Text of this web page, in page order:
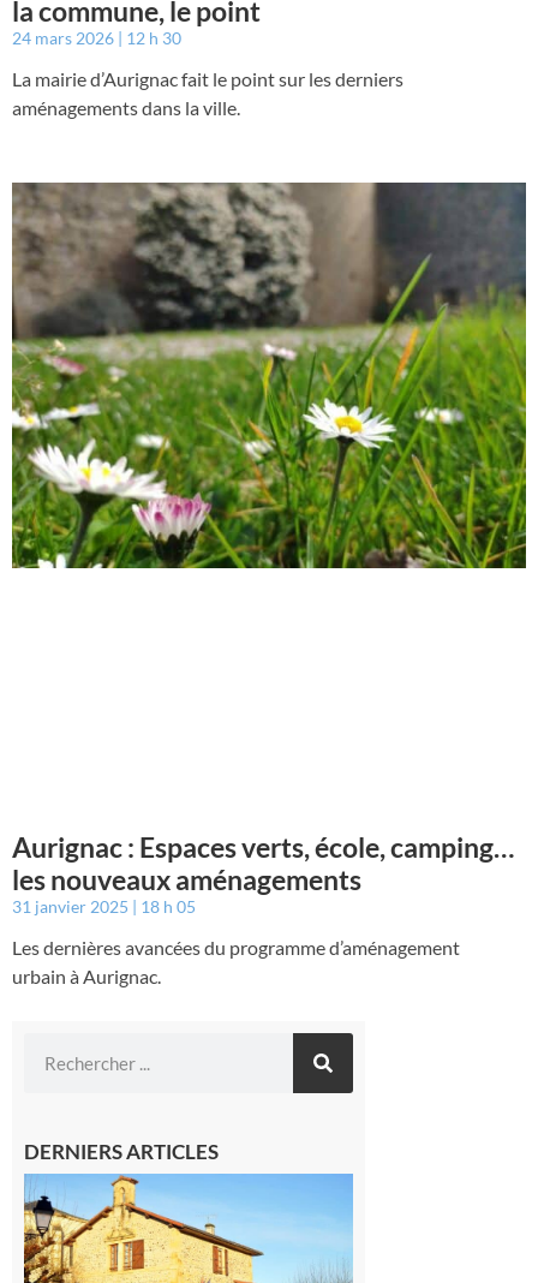
la commune, le point
24 mars 2026 12 h 30
La mairie d’Aurignac fait le point sur les derniers
aménagements dans la ville.
Aurignac : Espaces verts, école, camping…
les nouveaux aménagements
31 janvier 2025 18 h 05
Les dernières avancées du programme d’aménagement
urbain à Aurignac.
DERNIERS ARTICLES